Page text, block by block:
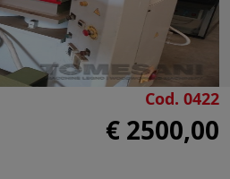
Kw 7,5
piastre riscaldanti 31 Kw
con manometro
- Temporizzatore
Teletermometro regolazione
superiore -
Cod. 0422
€ 2500,00